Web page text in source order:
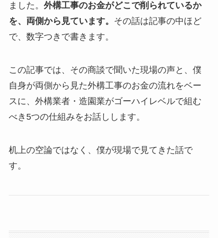
ました。 外構工事のお金がどこで削られているか
を、両側から見ています。 その話は記事の中ほど
で、数字つきで書きます。
この記事では、その商談で聞いた現場の声と、僕
自身が両側から見た外構工事のお金の流れをベー
スに、外構業者・造園業がゴーハイレベルで組む
べき5つの仕組みをお話しします。
机上の空論ではなく、僕が現場で見てきた話で
す。